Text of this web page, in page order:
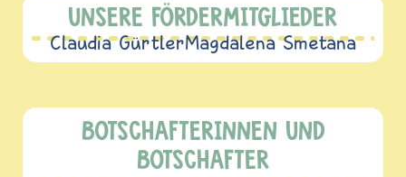
UNSERE FÖRDERMITGLIEDER
Claudia GürtlerMagdalena Smetana
BOTSCHAFTERINNEN UND
BOTSCHAFTER